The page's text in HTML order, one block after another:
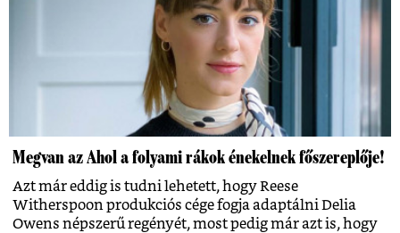
Megvan az Ahol a folyami rákok énekelnek főszereplője!
Azt már eddig is tudni lehetett, hogy Reese
Witherspoon produkciós cége fogja adaptálni Delia
Owens népszerű regényét, most pedig már azt is, hogy